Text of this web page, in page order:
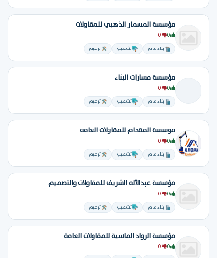
مؤسسة المسمار الذهبي للمقاولات
بناء عام تشطيب ترميم
مؤسسة مسارات البناء
بناء عام تشطيب ترميم
موسسة المقدام للمقاولات العامه
بناء عام تشطيب ترميم
مؤسسة عبدالأله الشريف للمقاولات والتصميم
بناء عام تشطيب ترميم
مؤسسة الرواد الماسية للمقاولات العامة